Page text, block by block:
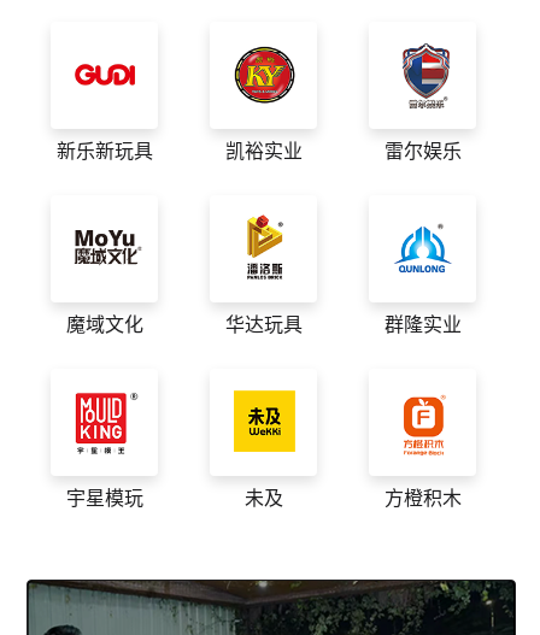
新乐新玩具 凯裕实业 雷尔娱乐
魔域文化 华达玩具 群隆实业
宇星模玩 未及 方橙积木